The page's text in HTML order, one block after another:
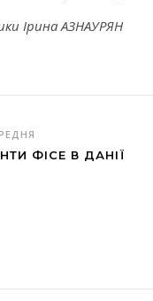
Ірина АЗНАУРЯН
ФІСЕ В ДАНІЇ